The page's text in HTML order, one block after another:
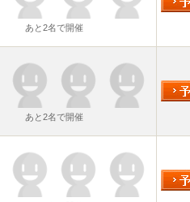
あと2名で開催
あと2名で開催